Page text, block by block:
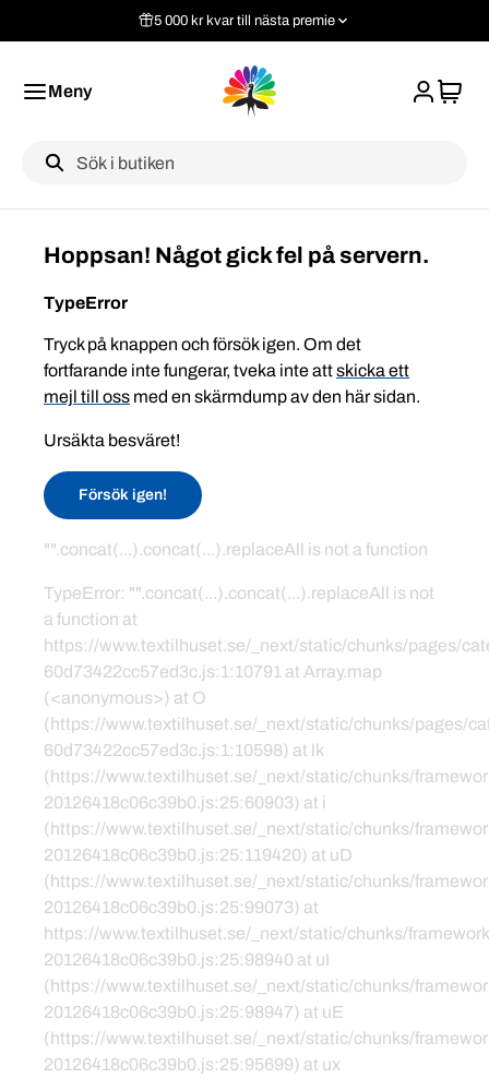
5 000 kr kvar till nästa premie
Meny
Label
Hoppsan! Något gick fel på servern.
TypeError
Tryck på knappen och försök igen. Om det
fortfarande inte fungerar, tveka inte attskicka ett
mejl till oss med en skärmdump av den här sidan.
Ursäkta besväret!
Försök igen!
"".concat(...).concat(...).replaceAll is not a function
TypeError: "".concat(...).concat(...).replaceAll is not
a function at
https://www.textilhuset.se/_next/static/chunks/pages/
60d73422cc57ed3c.js:1:10791 at Array.map
(<anonymous>) at O
(https://www.textilhuset.se/_next/static/chunks/pages/
60d73422cc57ed3c.js:1:10598) at lk
(https://www.textilhuset.se/_next/static/chunks/
20126418c06c39b0.js:25:60903) at i
(https://www.textilhuset.se/_next/static/chunks/
20126418c06c39b0.js:25:119420) at uD
(https://www.textilhuset.se/_next/static/chunks/
20126418c06c39b0.js:25:99073) at
https://www.textilhuset.se/_next/static/chunks/
20126418c06c39b0.js:25:98940 at uI
(https://www.textilhuset.se/_next/static/chunks/
20126418c06c39b0.js:25:98947) at uE
(https://www.textilhuset.se/_next/static/chunks/
20126418c06c39b0.js:25:95699) at ux